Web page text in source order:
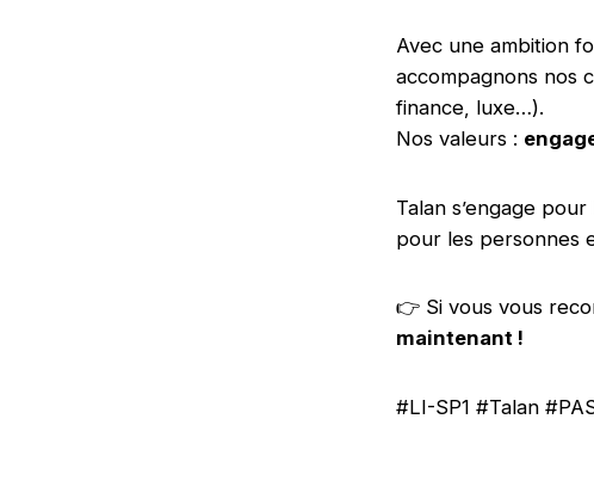
Avec une ambition
accompagnons nos
finance, luxe…).
Nos valeurs :
Talan s’engage pour
pour les personnes
👉 Si vous vous
maintenant !
#LI-SP1 #Talan